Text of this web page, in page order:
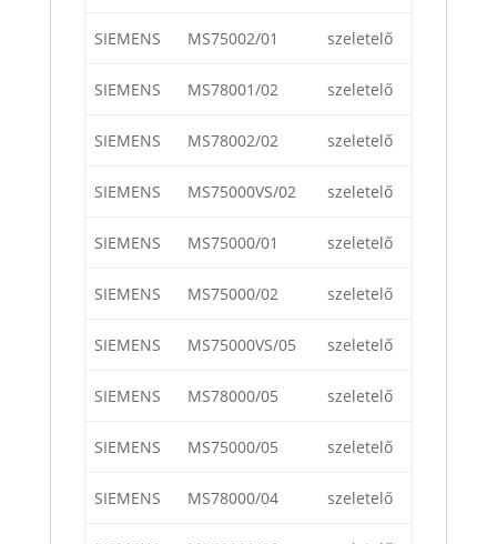
SIEMENS MS75002/01 szeletelő
SIEMENS MS78001/02 szeletelő
SIEMENS MS78002/02 szeletelő
SIEMENS MS75000VS/02 szeletelő
SIEMENS MS75000/01 szeletelő
SIEMENS MS75000/02 szeletelő
SIEMENS MS75000VS/05 szeletelő
SIEMENS MS78000/05 szeletelő
SIEMENS MS75000/05 szeletelő
SIEMENS MS78000/04 szeletelő